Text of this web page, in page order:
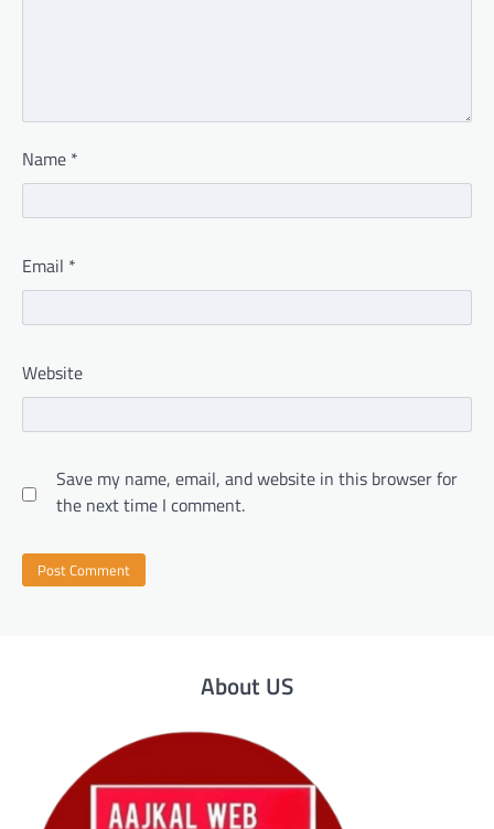
Name *
Email *
Website
Save my name, email, and website in this browser for
the next time I comment.
About US